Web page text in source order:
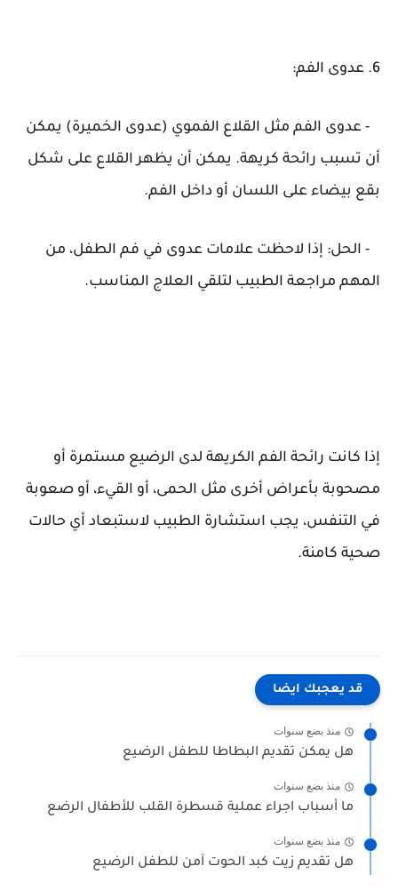
6. عدوى الفم:
- عدوى الفم مثل القلاع الفموي (عدوى الخميرة) يمكن
أن تسبب رائحة كريهة. يمكن أن يظهر القلاع على شكل
بقع بيضاء على اللسان أو داخل الفم.
- الحل: إذا لاحظت علامات عدوى في فم الطفل، من
المهم مراجعة الطبيب لتلقي العلاج المناسب.
إذا كانت رائحة الفم الكريهة لدى الرضيع مستمرة أو
مصحوبة بأعراض أخرى مثل الحمى، أو القيء، أو صعوبة
في التنفس، يجب استشارة الطبيب لاستبعاد أي حالات
صحية كامنة.
قد يعجبك ايضا
منذ بضع سنوات
هل يمكن تقديم البطاطا للطفل الرضيع
منذ بضع سنوات
ما أسباب اجراء عملية قسطرة القلب للأطفال الرضع
منذ بضع سنوات
هل تقديم زيت كبد الحوت آمن للطفل الرضيع